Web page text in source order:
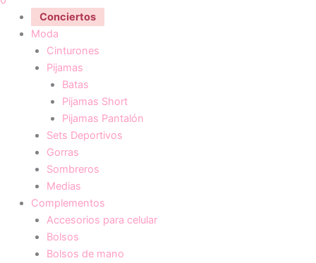
Conciertos
Moda
Cinturones
Pijamas
Batas
Pijamas Short
Pijamas Pantalón
Sets Deportivos
Gorras
Sombreros
Medias
Complementos
Accesorios para celular
Bolsos
Bolsos de mano